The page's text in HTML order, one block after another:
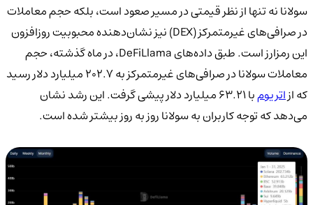
سولانا نه تنها از نظر قیمتی در مسیر صعود است، بلکه حجم معاملات
در صرافی‌های غیرمتمرکز (DEX) نیز نشان‌دهنده محبوبیت روزافزون
این رمزارز است. طبق داده‌های DeFiLlama، در ماه گذشته، حجم
معاملات سولانا در صرافی‌های غیرمتمرکز به ۲۰۲.۷ میلیارد دلار رسید
که ازاتریوم
با ۶۳.۲۱ میلیارد دلار پیشی گرفت. این رشد نشان
می‌دهد که توجه کاربران به سولانا روز به روز بیشتر شده است.